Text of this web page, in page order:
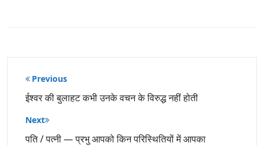
पोस्ट
नेविगेशन
Previous
ईश्वर की बुलाहट कभी उनके वचन के विरुद्ध नहीं होती
Next
पति / पत्नी — प्रभु आपको किन परिस्थितियों में आपका